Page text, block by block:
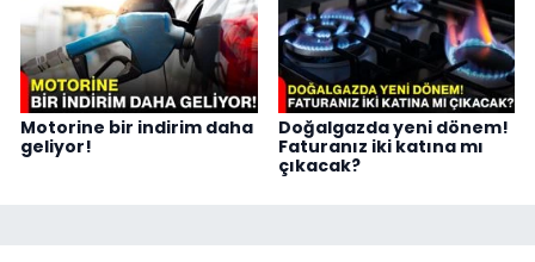
Motorine bir indirim daha
geliyor!
Doğalgazda yeni dönem!
Faturanız iki katına mı
çıkacak?